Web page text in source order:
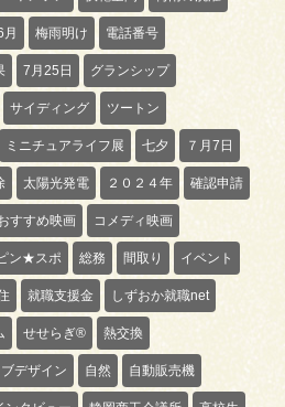
月 梅雨明け 電話番号
7月25日 グランシップ
サイディング ツートン
ミニチュアライフ展 七夕 ７月7日
太陽光発電 ２０２４年 確認申請
すすめ映画 コメディ映画
ン★スポ 総務 間取り イベント
就職支援金 しずおか就職net
せせらぎ® 熱交換
デザイン 自然 自動販売機